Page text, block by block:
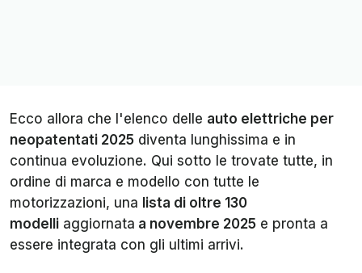
Ecco allora che l'elenco delle auto elettriche per
neopatentati 2025 diventa lunghissima e in
continua evoluzione. Qui sotto le trovate tutte, in
ordine di marca e modello con tutte le
motorizzazioni, una lista di oltre 130
modelli aggiornata a novembre 2025 e pronta a
essere integrata con gli ultimi arrivi.